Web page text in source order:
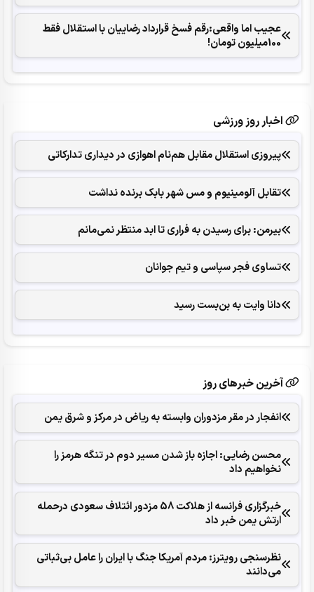
عجیب اما واقعی:رقم فسخ قرارداد رضاییان با استقلال فقط
100میلیون تومان!
اخبار روز ورزشی
پیروزی استقلال مقابل هم‌نام اهوازی در دیداری تدارکاتی
تقابل آلومینیوم و مس شهر بابک برنده نداشت
بیرمن: برای رسیدن به فراری تا ابد منتظر نمی‌مانم
تساوی فجر سپاسی و تیم جوانان
دانا وایت به بن‌بست رسید
آخرین خبرهای روز
انفجار در مقر مزدوران وابسته به ریاض در مرکز و شرق یمن
محسن رضایی: اجازه باز شدن مسیر دوم در تنگه هرمز را
نخواهیم داد
خبرگزاری فرانسه از هلاکت 58 مزدور ائتلاف سعودی درحمله
ارتش یمن خبر داد
نظرسنجی رویترز: مردم آمریکا جنگ با ایران را عامل بی‌ثباتی
می‌دانند